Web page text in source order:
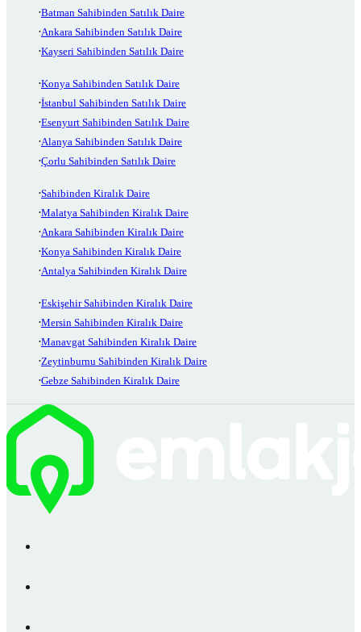
Batman Sahibinden Satılık Daire
Ankara Sahibinden Satılık Daire
Kayseri Sahibinden Satılık Daire
Konya Sahibinden Satılık Daire
İstanbul Sahibinden Satılık Daire
Esenyurt Sahibinden Satılık Daire
Alanya Sahibinden Satılık Daire
Çorlu Sahibinden Satılık Daire
Sahibinden Kiralık Daire
Malatya Sahibinden Kiralık Daire
Ankara Sahibinden Kiralık Daire
Konya Sahibinden Kiralık Daire
Antalya Sahibinden Kiralık Daire
Eskişehir Sahibinden Kiralık Daire
Mersin Sahibinden Kiralık Daire
Manavgat Sahibinden Kiralık Daire
Zeytinburnu Sahibinden Kiralık Daire
Gebze Sahibinden Kiralık Daire